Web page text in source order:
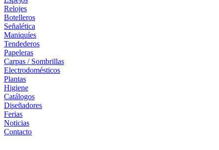
Relojes
Botelleros
Señalética
Maniquíes
Tendederos
Papeleras
Carpas / Sombrillas
Electrodomésticos
Plantas
Higiene
Catálogos
Diseñadores
Ferias
Noticias
Contacto